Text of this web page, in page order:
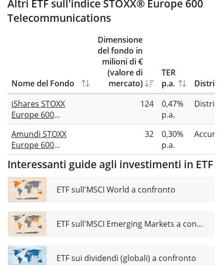
Altri ETF sull'indice STOXX® Europe 600
Telecommunications
Nome del Fondo
Dimensione
del fondo in
milioni di €
(valore di
mercato)
TER
p.a.
iShares STOXX
Europe 600
Telecommunications
UCITS ETF (DE)
124
0,47%
p.a.
Amundi STOXX
Europe 600
Telecommunications
UCITS ETF Acc
32
0,30%
p.a.
Interessanti guide agli investimenti in ETF
ETF sull'MSCI World a confronto
ETF sull'MSCI Emerging Markets a confronto
ETF sui dividendi (globali) a confronto